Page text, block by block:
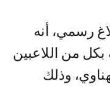
من اللاعبين
وذلك